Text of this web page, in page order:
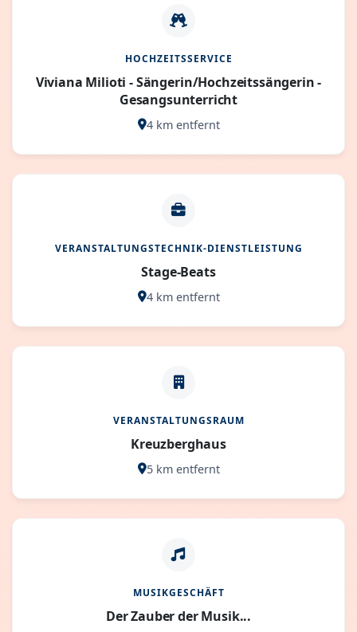
HOCHZEITSSERVICE
Viviana Milioti - Sängerin/Hochzeitssängerin -
Gesangsunterricht
4 km entfernt
VERANSTALTUNGSTECHNIK-DIENSTLEISTUNG
Stage-Beats
4 km entfernt
VERANSTALTUNGSRAUM
Kreuzberghaus
5 km entfernt
MUSIKGESCHÄFT
Der Zauber der Musik...